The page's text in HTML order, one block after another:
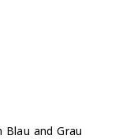
Blau and Grau